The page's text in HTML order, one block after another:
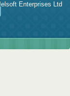
Enterprises Ltd.